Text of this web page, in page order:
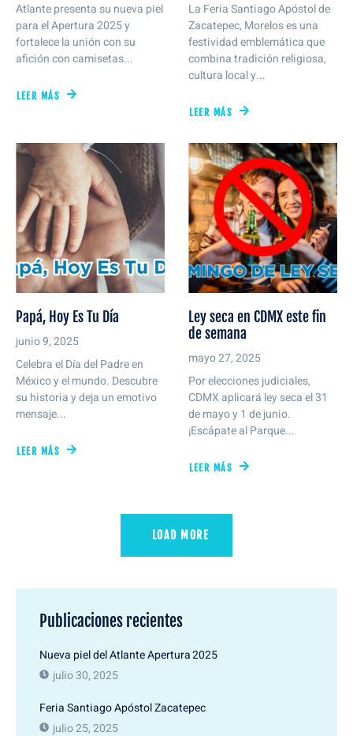
Atlante presenta su nueva piel
para el Apertura 2025 y
fortalece la unión con su
afición con camisetas...
LEER MÁS
La Feria Santiago Apóstol de
Zacatepec, Morelos es una
festividad emblemática que
combina tradición religiosa,
cultura local y...
LEER MÁS
Papá, Hoy Es Tu Día
junio 9, 2025
Celebra el Día del Padre en
México y el mundo. Descubre
su historia y deja un emotivo
mensaje...
LEER MÁS
Ley seca en CDMX este fin
de semana
mayo 27, 2025
Por elecciones judiciales,
CDMX aplicará ley seca el 31
de mayo y 1 de junio.
¡Escápate al Parque...
LEER MÁS
LOAD MORE
Publicaciones recientes
Nueva piel del Atlante Apertura 2025
julio 30, 2025
Feria Santiago Apóstol Zacatepec
julio 25, 2025